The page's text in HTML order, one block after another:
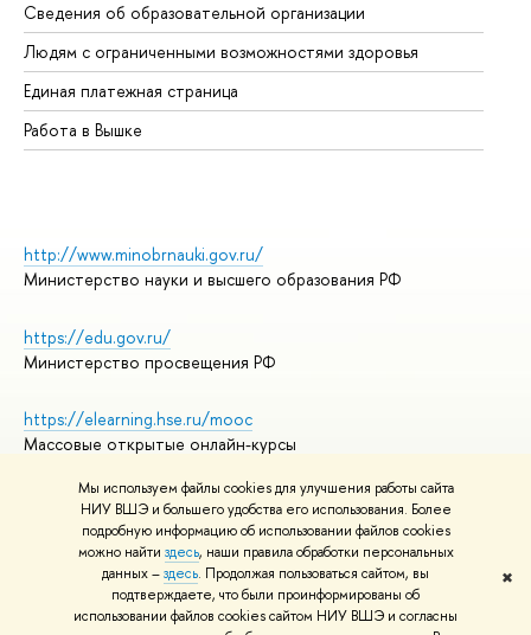
Мы используем файлы cookies для улучшения работы сайта
НИУ ВШЭ и большего удобства его использования. Более
подробную информацию об использовании файлов cookies
можно найти здесь, наши правила обработки персональных
данных –здесь. Продолжая пользоваться сайтом, вы
подтверждаете, что были проинформированы об
использовании файлов cookies сайтом НИУ ВШЭ и согласны
✖
Сведения об образовательной организации
Людям с ограниченными возможностями здоровья
Единая платежная страница
Работа в Вышке
http://www.minobrnauki.gov.ru/
Министерство науки и высшего образования РФ
https://edu.gov.ru/
Министерство просвещения РФ
https://elearning.hse.ru/mooc
Массовые открытые онлайн-курсы
© НИУ ВШЭ 1993–2026
Адреса и контакты
Условия использования материалов
Политика конфиденциальности
Правила применения рекомендательных технологий в НИУ ВШЭ